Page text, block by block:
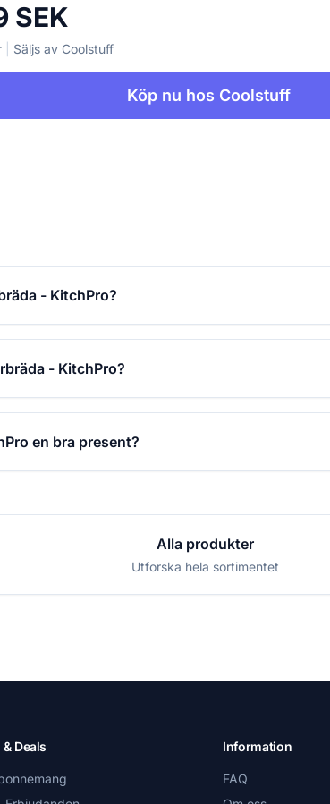
SEK
Säljs av Coolstuff
Köp nu hos Coolstuff
- KitchPro?
- KitchPro?
en bra present?
Alla produkter
Utforska hela sortimentet
Deals Information
FAQ